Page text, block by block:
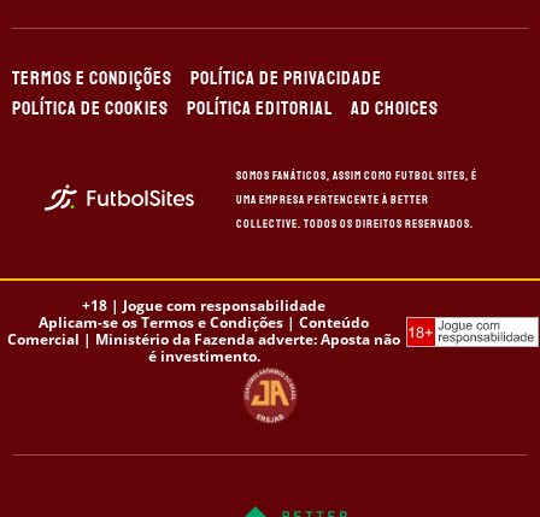
TERMOS E CONDIÇÕES
POLÍTICA DE PRIVACIDADE
POLÍTICA DE COOKIES
POLÍTICA EDITORIAL AD CHOICES
Somos Fanáticos, assim como Futbol Sites, é
uma empresa pertencente à Better
Collective. Todos os direitos reservados.
+18 | Jogue com responsabilidade
Aplicam-se os Termos e Condições | Conteúdo
Comercial | Ministério da Fazenda adverte: Aposta não
é investimento.